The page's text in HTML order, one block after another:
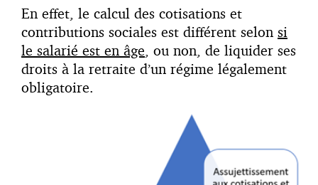
En effet, le calcul des cotisations et
contributions sociales est différent selon si
le salarié est en âge, ou non, de liquider ses
droits à la retraite d’un régime légalement
obligatoire.